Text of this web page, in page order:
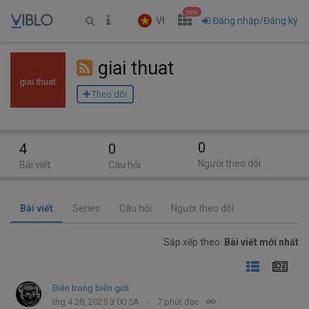
VI
new
Đăng nhập/Đăng ký
giai thuat
Theo dõi
Bài viết Series Câu hỏi Người theo dõi
Sắp xếp theo: Bài viết mới nhất
Biên trong biên giới
thg 4 28, 2025 3:00 SA
7 phút đọc
4
Bài viết
0
Câu hỏi
0
Người theo dõi